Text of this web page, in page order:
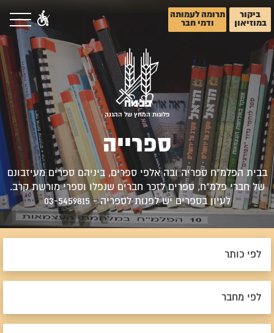
ביקור
במוזיאון
תרומה לעמותה
ודמי חבר
פלוגות המחץ של ההגנה
ספרייה
בבית הפלמ"ח ספריה ובה אלפי ספרים, ביניהם ספרים מעיזבונם
של חברי פלמ"ח, ספרים לזכר חברים שנפלו וספרי מורשת קרב.
לעיון בספרים יש לפנות לספריה - 03-5459815